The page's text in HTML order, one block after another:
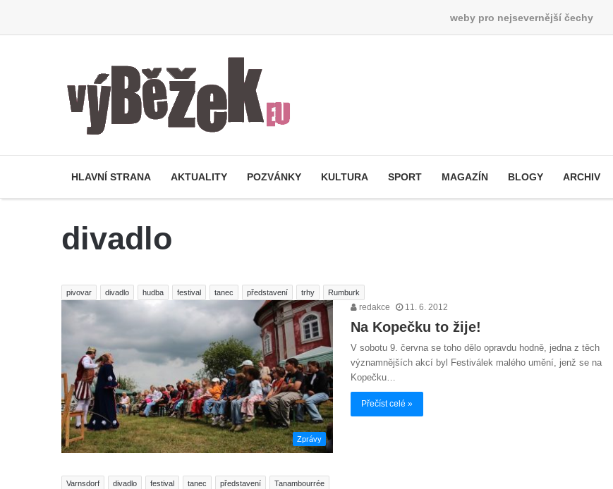
weby pro nejsevernější čechy
HLAVNÍ STRANA AKTUALITY POZVÁNKY KULTURA SPORT MAGAZÍN BLOGY ARCHIV
divadlo
pivovar divadlo hudba festival tanec představení trhy Rumburk
Zprávy
redakce 11. 6. 2012
Na Kopečku to žije!
V sobotu 9. června se toho dělo opravdu hodně, jedna z těch
významnějších akcí byl Festiválek malého umění, jenž se na
Kopečku…
Přečíst celé »
Varnsdorf divadlo festival tanec představení Tanambourrée